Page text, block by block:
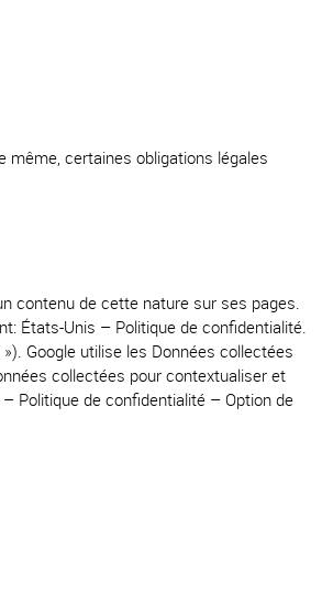
même, certaines obligations légales
contenu de cette nature sur ses pages.
États-Unis – Politique de confidentialité.
Google utilise les Données collectées
collectées pour contextualiser et
Politique de confidentialité – Option de